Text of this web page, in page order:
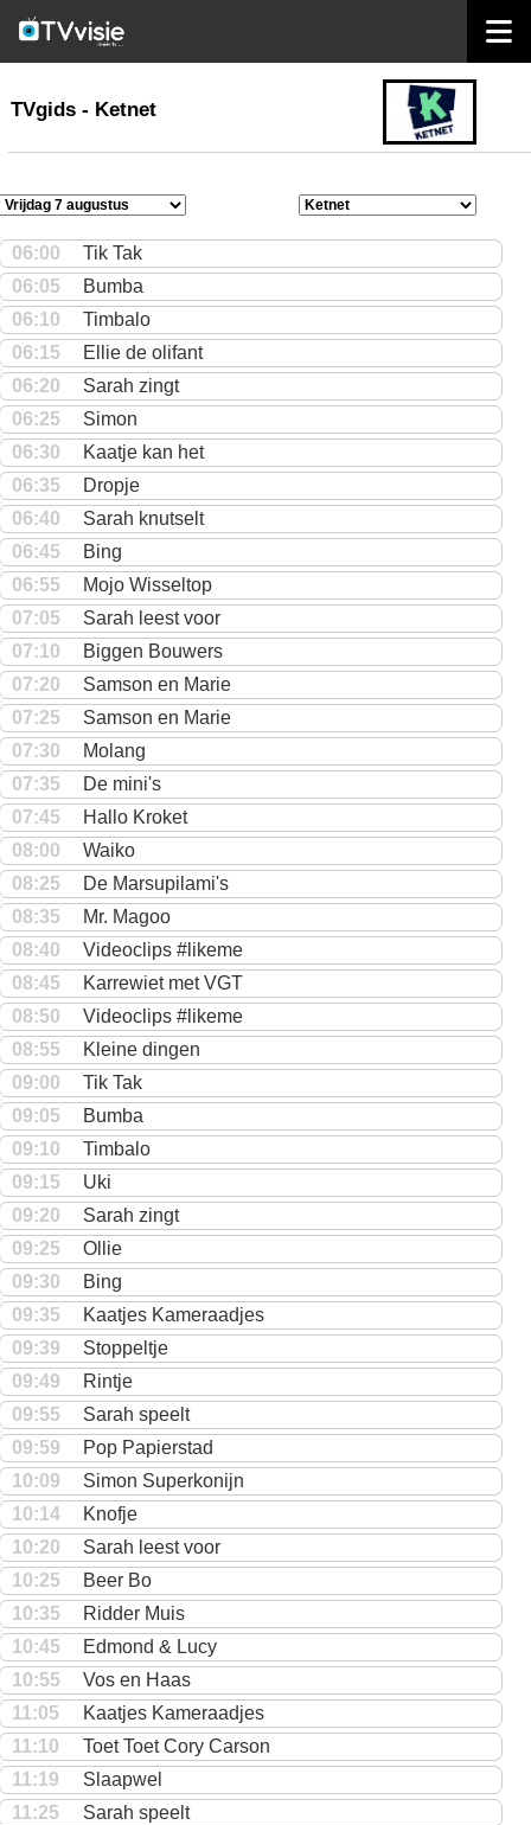
TVgids
TVgids - Ketnet
06:00
Tik Tak
06:05
Bumba
06:10
Timbalo
06:15
Ellie de olifant
06:20
Sarah zingt
06:25
Simon
06:30
Kaatje kan het
06:35
Dropje
06:40
Sarah knutselt
06:45
Bing
06:55
Mojo Wisseltop
07:05
Sarah leest voor
07:10
Biggen Bouwers
07:20
Samson en Marie
07:25
Samson en Marie
07:30
Molang
07:35
De mini's
07:45
Hallo Kroket
08:00
Waiko
08:25
De Marsupilami's
08:35
Mr. Magoo
08:40
Videoclips #likeme
08:45
Karrewiet met VGT
08:50
Videoclips #likeme
08:55
Kleine dingen
09:00
Tik Tak
09:05
Bumba
09:10
Timbalo
09:15
Uki
09:20
Sarah zingt
09:25
Ollie
09:30
Bing
09:35
Kaatjes Kameraadjes
09:39
Stoppeltje
09:49
Rintje
09:55
Sarah speelt
09:59
Pop Papierstad
10:09
Simon Superkonijn
10:14
Knofje
10:20
Sarah leest voor
10:25
Beer Bo
10:35
Ridder Muis
10:45
Edmond & Lucy
10:55
Vos en Haas
11:05
Kaatjes Kameraadjes
11:10
Toet Toet Cory Carson
11:19
Slaapwel
11:25
Sarah speelt